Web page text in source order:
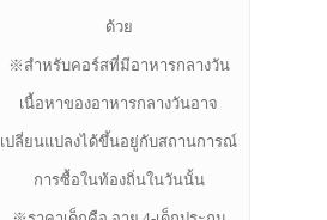
ด้วย
※สำหรับคอร์สที่มีอาหารกลางวัน
เนื้อหาของอาหารกลางวันอาจ
เปลี่ยนแปลงได้ขึ้นอยู่กับสถานการณ์
การซื้อในท้องถิ่นในวันนั้น